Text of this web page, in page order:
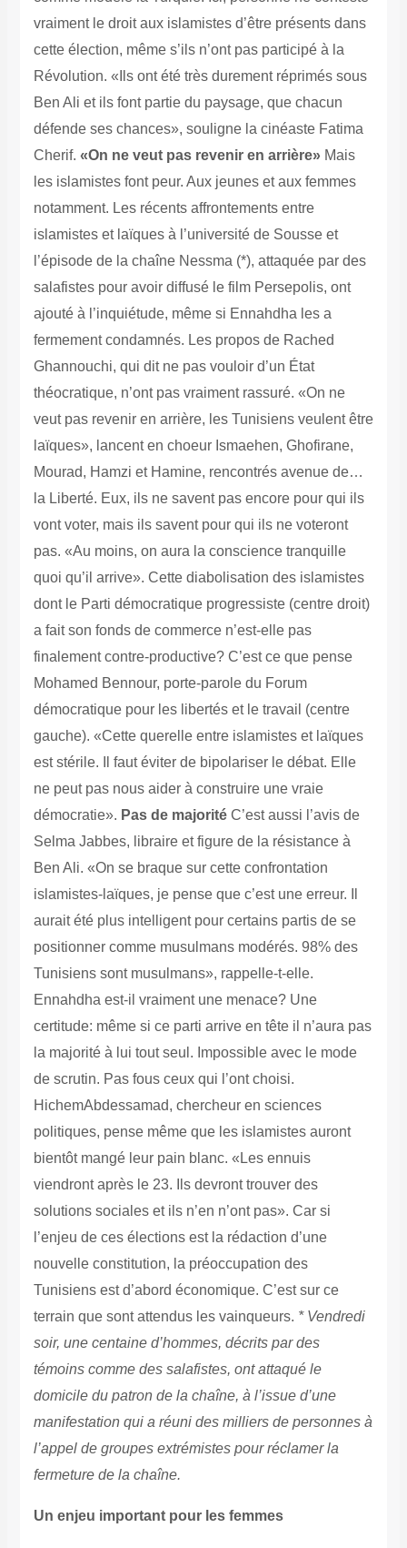
vraiment le droit aux islamistes d’être présents dans
cette élection, même s’ils n’ont pas participé à la
Révolution. «Ils ont été très durement réprimés sous
Ben Ali et ils font partie du paysage, que chacun
défende ses chances», souligne la cinéaste Fatima
Cherif. «On ne veut pas revenir en arrière» Mais
les islamistes font peur. Aux jeunes et aux femmes
notamment. Les récents affrontements entre
islamistes et laïques à l’université de Sousse et
l’épisode de la chaîne Nessma (*), attaquée par des
salafistes pour avoir diffusé le film Persepolis, ont
ajouté à l’inquiétude, même si Ennahdha les a
fermement condamnés. Les propos de Rached
Ghannouchi, qui dit ne pas vouloir d’un État
théocratique, n’ont pas vraiment rassuré. «On ne
veut pas revenir en arrière, les Tunisiens veulent être
laïques», lancent en choeur Ismaehen, Ghofirane,
Mourad, Hamzi et Hamine, rencontrés avenue de…
la Liberté. Eux, ils ne savent pas encore pour qui ils
vont voter, mais ils savent pour qui ils ne voteront
pas. «Au moins, on aura la conscience tranquille
quoi qu’il arrive». Cette diabolisation des islamistes
dont le Parti démocratique progressiste (centre droit)
a fait son fonds de commerce n’est-elle pas
finalement contre-productive? C’est ce que pense
Mohamed Bennour, porte-parole du Forum
démocratique pour les libertés et le travail (centre
gauche). «Cette querelle entre islamistes et laïques
est stérile. Il faut éviter de bipolariser le débat. Elle
ne peut pas nous aider à construire une vraie
démocratie». Pas de majorité C’est aussi l’avis de
Selma Jabbes, libraire et figure de la résistance à
Ben Ali. «On se braque sur cette confrontation
islamistes-laïques, je pense que c’est une erreur. Il
aurait été plus intelligent pour certains partis de se
positionner comme musulmans modérés. 98% des
Tunisiens sont musulmans», rappelle-t-elle.
Ennahdha est-il vraiment une menace? Une
certitude: même si ce parti arrive en tête il n’aura pas
la majorité à lui tout seul. Impossible avec le mode
de scrutin. Pas fous ceux qui l’ont choisi.
HichemAbdessamad, chercheur en sciences
politiques, pense même que les islamistes auront
bientôt mangé leur pain blanc. «Les ennuis
viendront après le 23. Ils devront trouver des
solutions sociales et ils n’en n’ont pas». Car si
l’enjeu de ces élections est la rédaction d’une
nouvelle constitution, la préoccupation des
Tunisiens est d’abord économique. C’est sur ce
terrain que sont attendus les vainqueurs. * Vendredi
soir, une centaine d’hommes, décrits par des
témoins comme des salafistes, ont attaqué le
domicile du patron de la chaîne, à l’issue d’une
manifestation qui a réuni des milliers de personnes à
l’appel de groupes extrémistes pour réclamer la
fermeture de la chaîne.
Un enjeu important pour les femmes